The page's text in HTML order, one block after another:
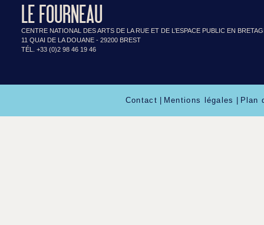
LE FOURNEAU
CENTRE NATIONAL DES ARTS DE LA RUE ET DE L’ESPACE PUBLIC EN
11 QUAI DE LA DOUANE - 29200 BREST
TÉL. +33 (0)2 98 46 19 46
Contact Mentions légales Plan